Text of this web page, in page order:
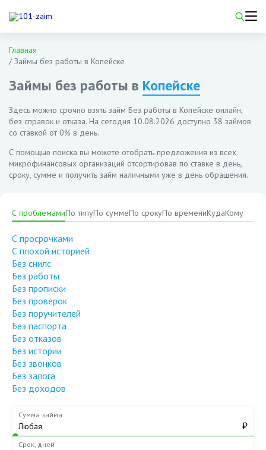
Главная
/Займы без работы в Копейске
Займы без работы в Копейске
Здесь можно срочно взять займ Без работы в Копейске онлайн,
без справок и отказа. На сегодня 10.08.2026 доступно 38 займов
со ставкой от 0% в день.
С помощью поиска вы можете отобрать предложения из всех
микрофинансовых организаций отсортировав по ставке в день,
сроку, сумме и получить займ наличными уже в день обращения.
С проблемамиПо типуПо суммеПо срокуПо времениКудаКому
С просрочками
С плохой историей
Без снилс
Без работы
Без прописки
Без проверок
Без поручителей
Без паспорта
Без отказов
Без истории
Без звонков
Без залога
Без доходов
Сумма займа
₽
Срок, дней